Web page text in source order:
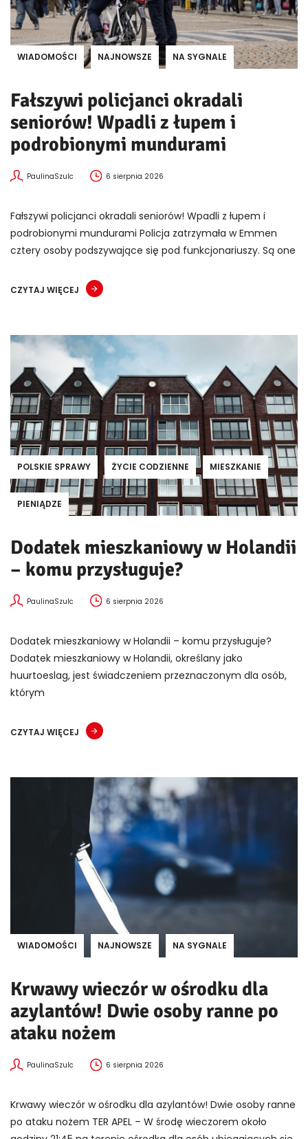
WIADOMOŚCI NAJNOWSZE NA SYGNALE
Fałszywi policjanci okradali
seniorów! Wpadli z łupem i
podrobionymi mundurami
PaulinaSzulc 6 sierpnia 2026
Fałszywi policjanci okradali seniorów! Wpadli z łupem i
podrobionymi mundurami Policja zatrzymała w Emmen
cztery osoby podszywające się pod funkcjonariuszy. Są one
CZYTAJ WIĘCEJ
POLSKIE SPRAWY ŻYCIE CODZIENNE MIESZKANIE
PIENIĄDZE
Dodatek mieszkaniowy w Holandii
– komu przysługuje?
PaulinaSzulc 6 sierpnia 2026
Dodatek mieszkaniowy w Holandii – komu przysługuje?
Dodatek mieszkaniowy w Holandii, określany jako
huurtoeslag, jest świadczeniem przeznaczonym dla osób,
którym
CZYTAJ WIĘCEJ
WIADOMOŚCI NAJNOWSZE NA SYGNALE
Krwawy wieczór w ośrodku dla
azylantów! Dwie osoby ranne po
ataku nożem
PaulinaSzulc 6 sierpnia 2026
Krwawy wieczór w ośrodku dla azylantów! Dwie osoby ranne
po ataku nożem TER APEL – W środę wieczorem około